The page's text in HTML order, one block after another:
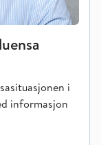
i
informasjon